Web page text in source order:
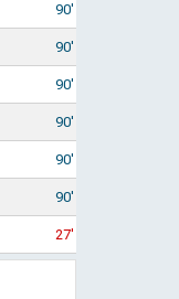
90'
90'
90'
90'
90'
90'
27'